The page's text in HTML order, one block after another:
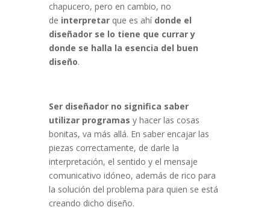
chapucero, pero en cambio, no
de interpretar que es ahí donde el
diseñador se lo tiene que currar y
donde se halla la esencia del buen
diseño.
Ser diseñador no significa saber
utilizar programas y hacer las cosas
bonitas, va más allá. En saber encajar las
piezas correctamente, de darle la
interpretación, el sentido y el mensaje
comunicativo idóneo, además de rico para
la solución del problema para quien se está
creando dicho diseño.